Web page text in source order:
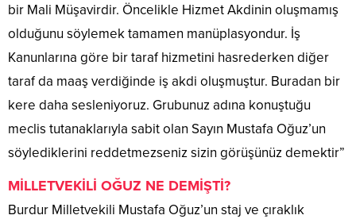
bir Mali Müşavirdir. Öncelikle Hizmet Akdinin oluşmamış
olduğunu söylemek tamamen manüplasyondur. İş
Kanunlarına göre bir taraf hizmetini hasrederken diğer
taraf da maaş verdiğinde iş akdi oluşmuştur. Buradan bir
kere daha sesleniyoruz. Grubunuz adına konuştuğu
meclis tutanaklarıyla sabit olan Sayın Mustafa Oğuz’un
söylediklerini reddetmezseniz sizin görüşünüz demektir”
MİLLETVEKİLİ OĞUZ NE DEMİŞTİ?
Burdur Milletvekili Mustafa Oğuz’un staj ve çıraklık